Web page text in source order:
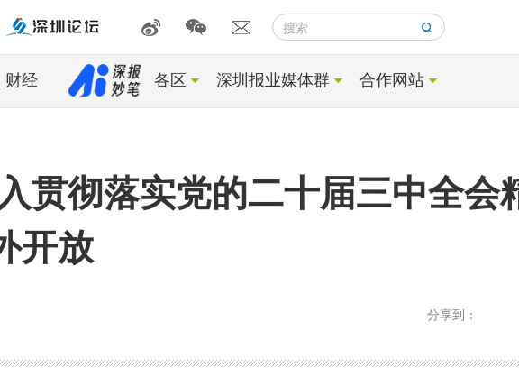
搜索
财经 各区 深圳报业媒体群 合作网站
贯彻落实党的二十届三中全会
开放
分享到：